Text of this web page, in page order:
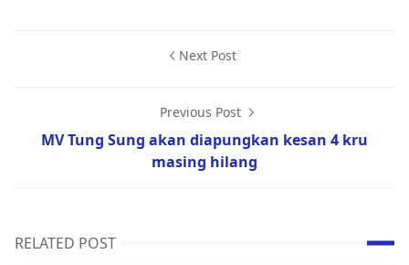
Next Post
Previous Post
MV Tung Sung akan diapungkan kesan 4 kru
masing hilang
RELATED POST